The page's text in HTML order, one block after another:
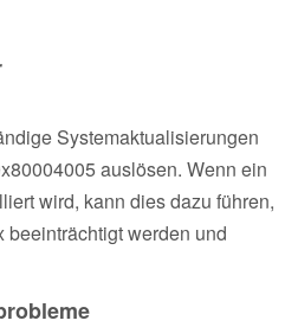
Systemaktualisierungen
auslösen. Wenn ein
wird, kann dies dazu führen,
werden und